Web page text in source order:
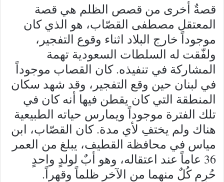
قصةٌ أخرى من قصص الظلم هي قصة
المعتقل مصطفى القصّاب، هو الذي كان
موجوداً خارج البلاد اثناء وقوع التفجير،
ولفّقت له السلطات السعودية تهمة
المشاركة في تنفيذه. كان القصاب موجوداً
في لبنان حين وقع التفجير، وقد شهد سكان
المنطقة التي كان يقطن فيها أنه كان في
تلك الفترة موجوداً ويمارس حياته الطبيعية
هناك ولم يختفِ لأي مدة. كان القصّاب، ابن
مياس في محافظة القطيف، يبلغ من العمر
36 عاماً عند اعتقاله، وهو أبٌ لولدٍ واحدٍ
حُرِم كُلٌ منهما من الآخر ظلماً وقهراً.